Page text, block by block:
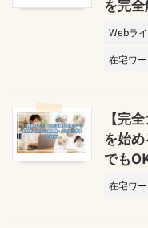
を完全
Webラ
在宅ワ
【完
を始
でも
在宅ワ